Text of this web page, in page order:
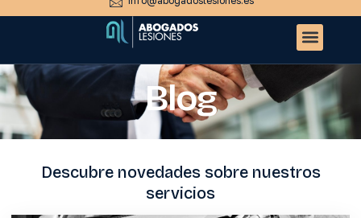
Blog
Descubre novedades sobre nuestros
servicios